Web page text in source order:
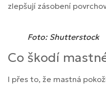
zlepšují zásobení
Foto: Shutterstock
Co škodí
I přes to, že mastná